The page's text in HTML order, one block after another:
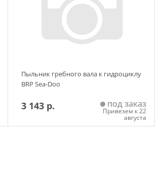
Пыльник гребного вала к гидроциклу
BRP Sea-Doo
3 143 р. под заказ
Привезем к 22
августа